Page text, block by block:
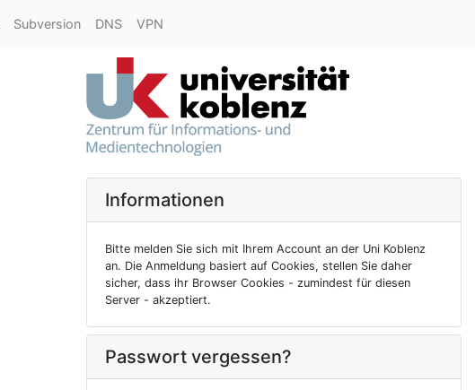
Subversion DNS VPN
Informationen
Bitte melden Sie sich mit Ihrem Account an der Uni Koblenz
an. Die Anmeldung basiert auf Cookies, stellen Sie daher
sicher, dass ihr Browser Cookies - zumindest für diesen
Server - akzeptiert.
Passwort vergessen?